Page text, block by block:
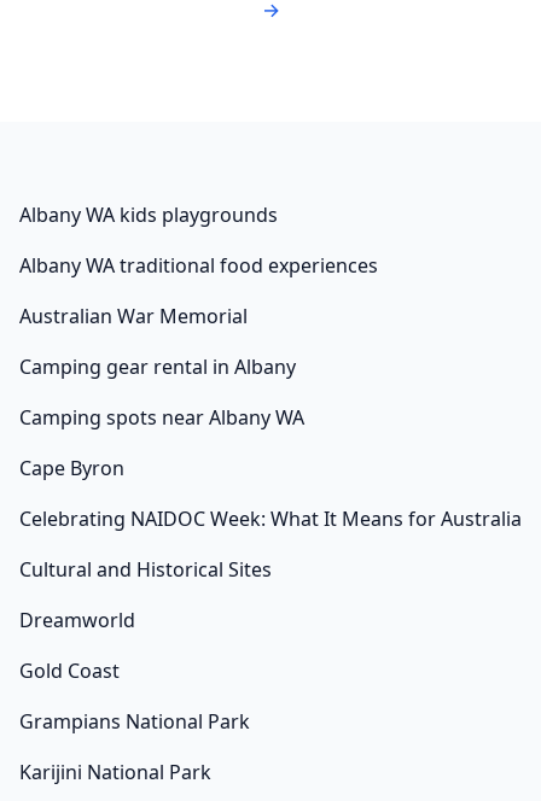
→
Albany WA kids playgrounds
Albany WA traditional food experiences
Australian War Memorial
Camping gear rental in Albany
Camping spots near Albany WA
Cape Byron
Celebrating NAIDOC Week: What It Means for Australia
Cultural and Historical Sites
Dreamworld
Gold Coast
Grampians National Park
Karijini National Park